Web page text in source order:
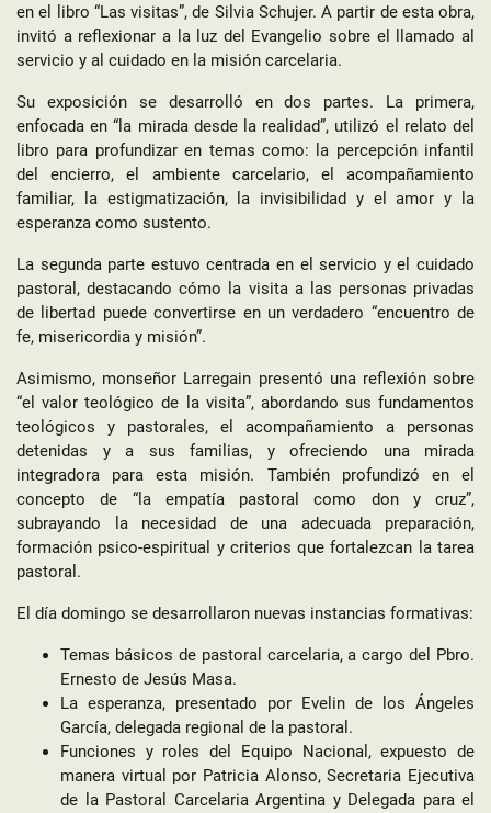
en el libro “Las visitas”, de Silvia Schujer. A partir de esta obra,
invitó a reflexionar a la luz del Evangelio sobre el llamado al
servicio y al cuidado en la misión carcelaria.
Su exposición se desarrolló en dos partes. La primera,
enfocada en “la mirada desde la realidad”, utilizó el relato del
libro para profundizar en temas como: la percepción infantil
del encierro, el ambiente carcelario, el acompañamiento
familiar, la estigmatización, la invisibilidad y el amor y la
esperanza como sustento.
La segunda parte estuvo centrada en el servicio y el cuidado
pastoral, destacando cómo la visita a las personas privadas
de libertad puede convertirse en un verdadero “encuentro de
fe, misericordia y misión”.
Asimismo, monseñor Larregain presentó una reflexión sobre
“el valor teológico de la visita”, abordando sus fundamentos
teológicos y pastorales, el acompañamiento a personas
detenidas y a sus familias, y ofreciendo una mirada
integradora para esta misión. También profundizó en el
concepto de “la empatía pastoral como don y cruz”,
subrayando la necesidad de una adecuada preparación,
formación psico-espiritual y criterios que fortalezcan la tarea
pastoral.
El día domingo se desarrollaron nuevas instancias formativas:
Temas básicos de pastoral carcelaria, a cargo del Pbro.
Ernesto de Jesús Masa.
La esperanza, presentado por Evelin de los Ángeles
García, delegada regional de la pastoral.
Funciones y roles del Equipo Nacional, expuesto de
manera virtual por Patricia Alonso, Secretaria Ejecutiva
de la Pastoral Carcelaria Argentina y Delegada para el